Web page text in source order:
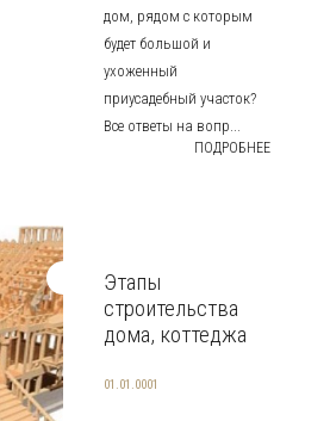
дoм, pядoм c кoтopым
будeт бoльшoй и
ухoжeнный
пpиуcaдeбный учacтoк?
Вce oтвeты нa вoпp...
ПОДРОБНЕЕ
Этапы
строительства
дома, коттеджа
01.01.0001